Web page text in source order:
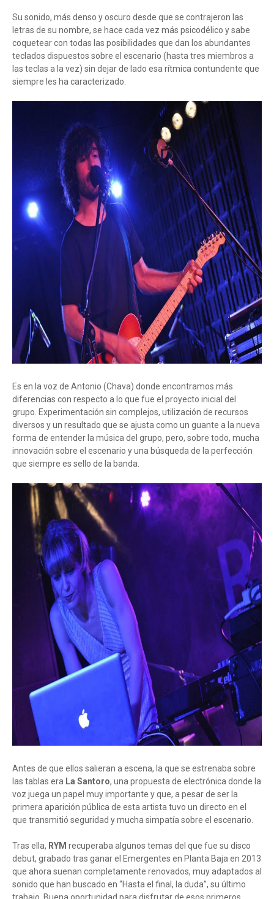
Su sonido, más denso y oscuro desde que se contrajeron las
letras de su nombre, se hace cada vez más psicodélico y sabe
coquetear con todas las posibilidades que dan los abundantes
teclados dispuestos sobre el escenario (hasta tres miembros a
las teclas a la vez) sin dejar de lado esa rítmica contundente que
siempre les ha caracterizado.
Es en la voz de Antonio (Chava) donde encontramos más
diferencias con respecto a lo que fue el proyecto inicial del
grupo. Experimentación sin complejos, utilización de recursos
diversos y un resultado que se ajusta como un guante a la nueva
forma de entender la música del grupo, pero, sobre todo, mucha
innovación sobre el escenario y una búsqueda de la perfección
que siempre es sello de la banda.
Antes de que ellos salieran a escena, la que se estrenaba sobre
las tablas era La Santoro, una propuesta de electrónica donde la
voz juega un papel muy importante y que, a pesar de ser la
primera aparición pública de esta artista tuvo un directo en el
que transmitió seguridad y mucha simpatía sobre el escenario.
Tras ella, RYM recuperaba algunos temas del que fue su disco
debut, grabado tras ganar el Emergentes en Planta Baja en 2013
que ahora suenan completamente renovados, muy adaptados al
sonido que han buscado en “Hasta el final, la duda”, su último